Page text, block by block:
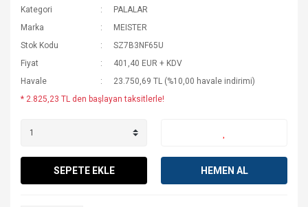
Kategori
PALALAR
Marka
MEISTER
Stok Kodu
SZ7B3NF65U
Fiyat
401,40 EUR + KDV
Havale
23.750,69 TL (%10,00 havale indirimi)
* 2.825,23 TL den başlayan taksitlerle!
SEPETE EKLE HEMEN AL